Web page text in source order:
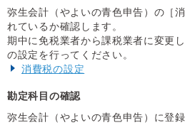
弥生会計（やよいの青色申告）の［
れているか確認します。
期中に免税業者から課税業者に変更
の設定を行ってください。
消費税の設定
勘定科目の確認
弥生会計（やよいの青色申告）に登